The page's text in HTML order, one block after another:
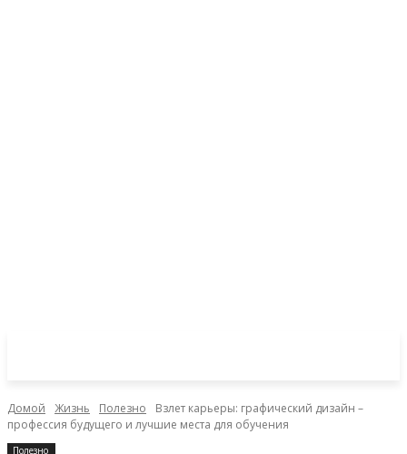
Домой Жизнь Полезно
Взлет карьеры: графический дизайн –
профессия будущего и лучшие места для обучения
Полезно